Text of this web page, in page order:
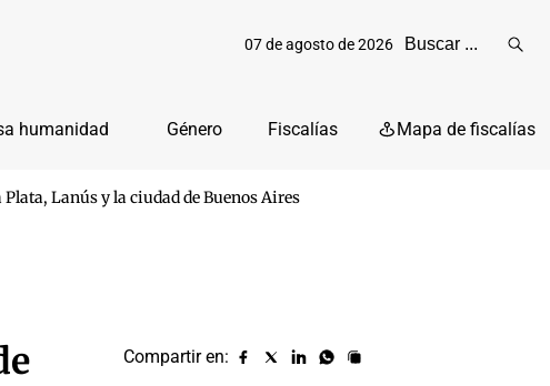
07 de agosto de 2026
humanidad Género Fiscalías Mapa de fiscalías
Lanús y la ciudad de Buenos Aires
Compartir en:
Compartir
Compartir
Compartir
Compartir
Copiar